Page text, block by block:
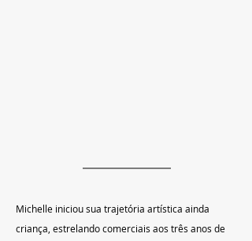
Michelle iniciou sua trajetória artística ainda
criança, estrelando comerciais aos três anos de